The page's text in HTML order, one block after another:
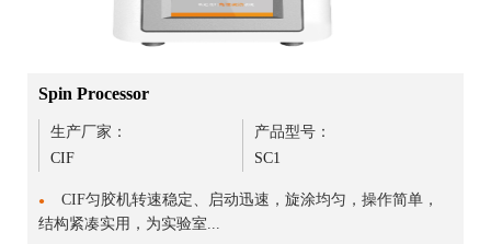
Spin Processor
生产厂家：
CIF
产品型号：
SC1
●
CIF匀胶机转速稳定、启动迅速，旋涂均匀，操作简单，
结构紧凑实用，为实验室...